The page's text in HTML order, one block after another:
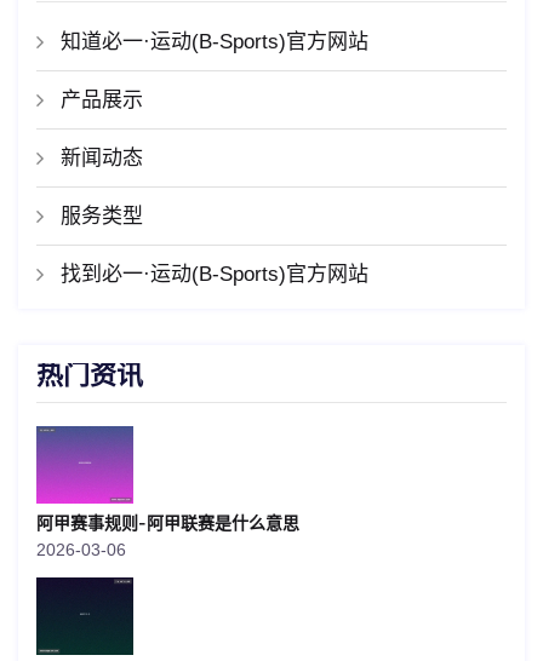
知道必一·运动(B-Sports)官方网站
产品展示
新闻动态
服务类型
找到必一·运动(B-Sports)官方网站
热门资讯
阿甲赛事规则-阿甲联赛是什么意思
2026-03-06